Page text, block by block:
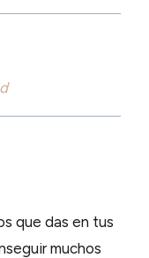
que das en tus
muchos